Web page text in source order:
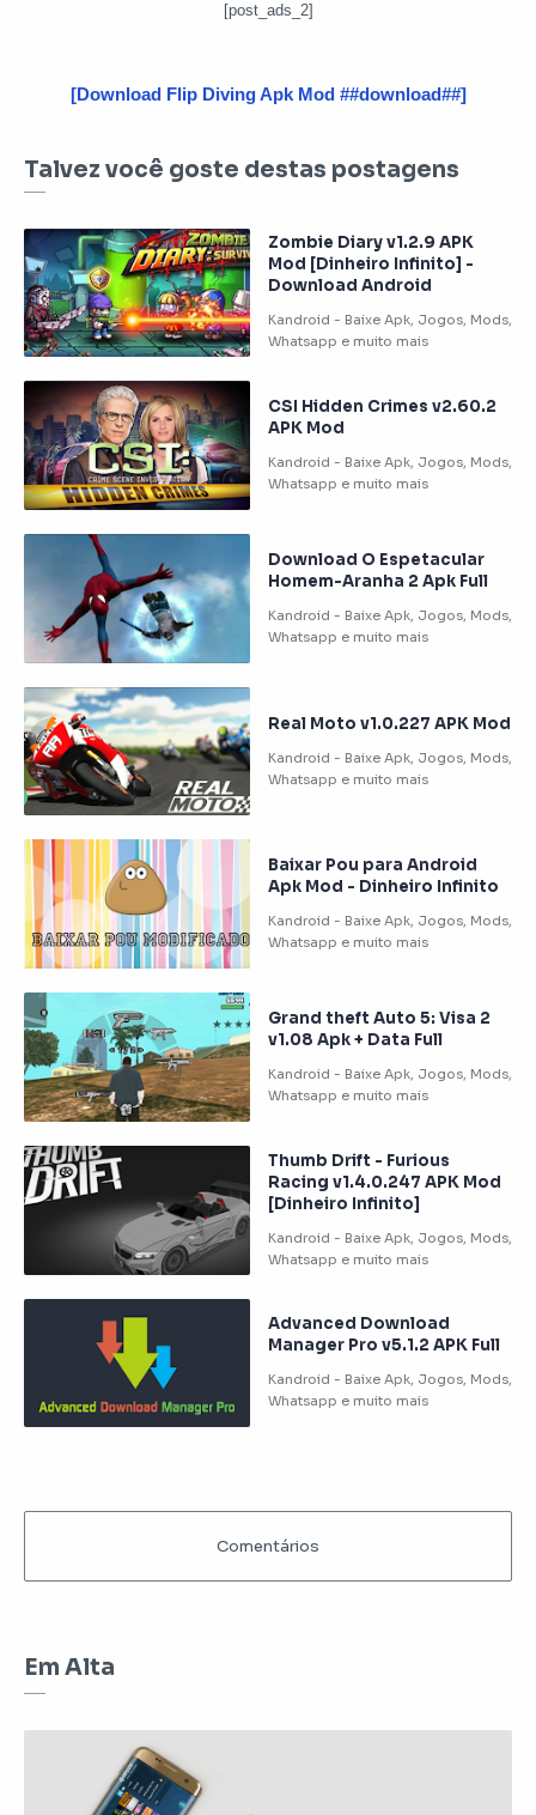
[post_ads_2]
[Download Flip Diving Apk Mod ##download##]
Talvez você goste destas postagens
Zombie Diary v1.2.9 APK
Mod [Dinheiro Infinito] -
Download Android
CSI Hidden Crimes v2.60.2
APK Mod
Download O Espetacular
Homem-Aranha 2 Apk Full
Real Moto v1.0.227 APK Mod
Baixar Pou para Android
Apk Mod - Dinheiro Infinito
Grand theft Auto 5: Visa 2
v1.08 Apk + Data Full
Thumb Drift - Furious
Racing v1.4.0.247 APK Mod
[Dinheiro Infinito]
Advanced Download
Manager Pro v5.1.2 APK Full
Em Alta